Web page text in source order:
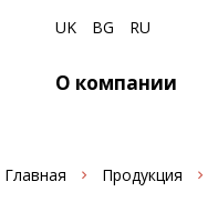
UK BG RU
О компании
Главная Продукция